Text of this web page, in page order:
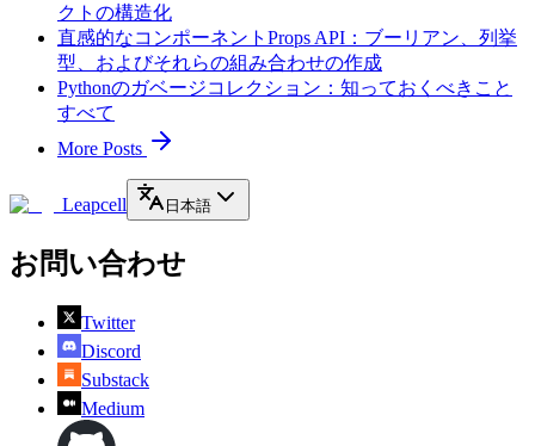
クトの構造化
直感的なコンポーネントProps API：ブーリアン、列挙
型、およびそれらの組み合わせの作成
Pythonのガベージコレクション：知っておくべきこと
すべて
More Posts
Leapcell 日本語
お問い合わせ
Twitter
Discord
Substack
Medium